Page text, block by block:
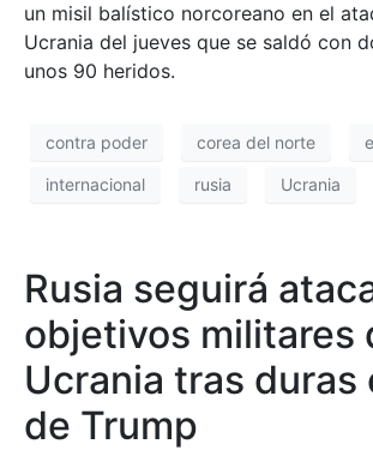
un misil balístico norcoreano en el
Ucrania del jueves que se saldó con
unos 90 heridos.
contra poder corea del norte
internacional rusia Ucrania
Rusia seguirá
objetivos militares
Ucrania tras duras
de Trump